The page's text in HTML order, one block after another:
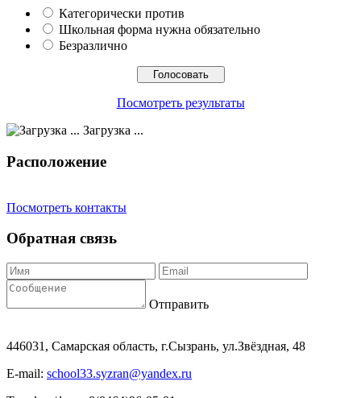
Категорически против
Школьная форма нужна обязательно
Безразлично
Посмотреть результаты
Загрузка ...
Расположение
Посмотреть контакты
Обратная связь
Отправить
446031, Самарская область, г.Сызрань, ул.Звёздная, 48
E-mail: school33.syzran@yandex.ru